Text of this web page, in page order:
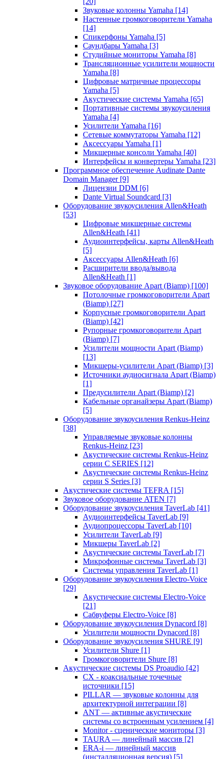
Звуковые колонны Yamaha [14]
Настенные громкоговорители Yamaha
[14]
Спикерфоны Yamaha [5]
Саундбары Yamaha [3]
Студийные мониторы Yamaha [8]
Трансляционные усилители мощности
Yamaha [8]
Цифровые матричные процессоры
Yamaha [5]
Акустические системы Yamaha [65]
Портативные системы звукоусиления
Yamaha [4]
Усилители Yamaha [16]
Сетевые коммутаторы Yamaha [12]
Аксессуары Yamaha [1]
Микшерные консоли Yamaha [40]
Интерфейсы и конвертеры Yamaha [23]
Программное обеспечение Audinate Dante
Domain Manager [9]
Лицензии DDM [6]
Dante Virtual Soundcard [3]
Оборудование звукоусиления Allen&Heath
[53]
Цифровые микшерные системы
Allen&Heath [41]
Аудиоинтерфейсы, карты Allen&Heath
[5]
Аксессуары Allen&Heath [6]
Расширители ввода/вывода
Allen&Heath [1]
Звуковое оборудование Apart (Biamp) [100]
Потолочные громкоговорители Apart
(Biamp) [27]
Корпусные громкоговорители Apart
(Biamp) [42]
Рупорные громкоговорители Apart
(Biamp) [7]
Усилители мощности Apart (Biamp)
[13]
Микшеры-усилители Apart (Biamp) [3]
Источники аудиосигнала Apart (Biamp)
[1]
Предусилители Apart (Biamp) [2]
Кабельные органайзеры Apart (Biamp)
[5]
Оборудование звукоусиления Renkus-Heinz
[38]
Управляемые звуковые колонны
Renkus-Heinz [23]
Акустические системы Renkus-Heinz
серии C SERIES [12]
Акустические системы Renkus-Heinz
серии S Series [3]
Акустические системы TEFRA [15]
Звуковое оборудование ATEN [7]
Оборудование звукоусиления TaverLab [41]
Аудиоинтерфейсы TaverLab [9]
Аудиопроцессоры TaverLab [10]
Усилители TaverLab [9]
Микшеры TaverLab [2]
Акустические системы TaverLab [7]
Микрофонные системы TaverLab [3]
Системы управления TaverLab [1]
Оборудование звукоусиления Electro-Voice
[29]
Акустические системы Electro-Voice
[21]
Сабвуферы Electro-Voice [8]
Оборудование звукоусиления Dynacord [8]
Усилители мощности Dynacord [8]
Оборудование звукоусиления SHURE [9]
Усилители Shure [1]
Громкоговорители Shure [8]
Акустические системы DS Proaudio [42]
CX - коаксиальные точечные
источники [15]
PILLAR — звуковые колонны для
архитектурной интеграции [8]
ANT — активные акустические
системы со встроенным усилением [4]
Monitor - сценические мониторы [3]
TAURA — линейный массив [2]
ERA-i — линейный массив
(инсталляционная версия) [5]